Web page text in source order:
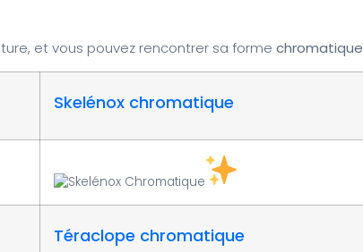
et vous pouvez rencontrer sa forme chromatique
Skelénox chromatique
Téraclope chromatique